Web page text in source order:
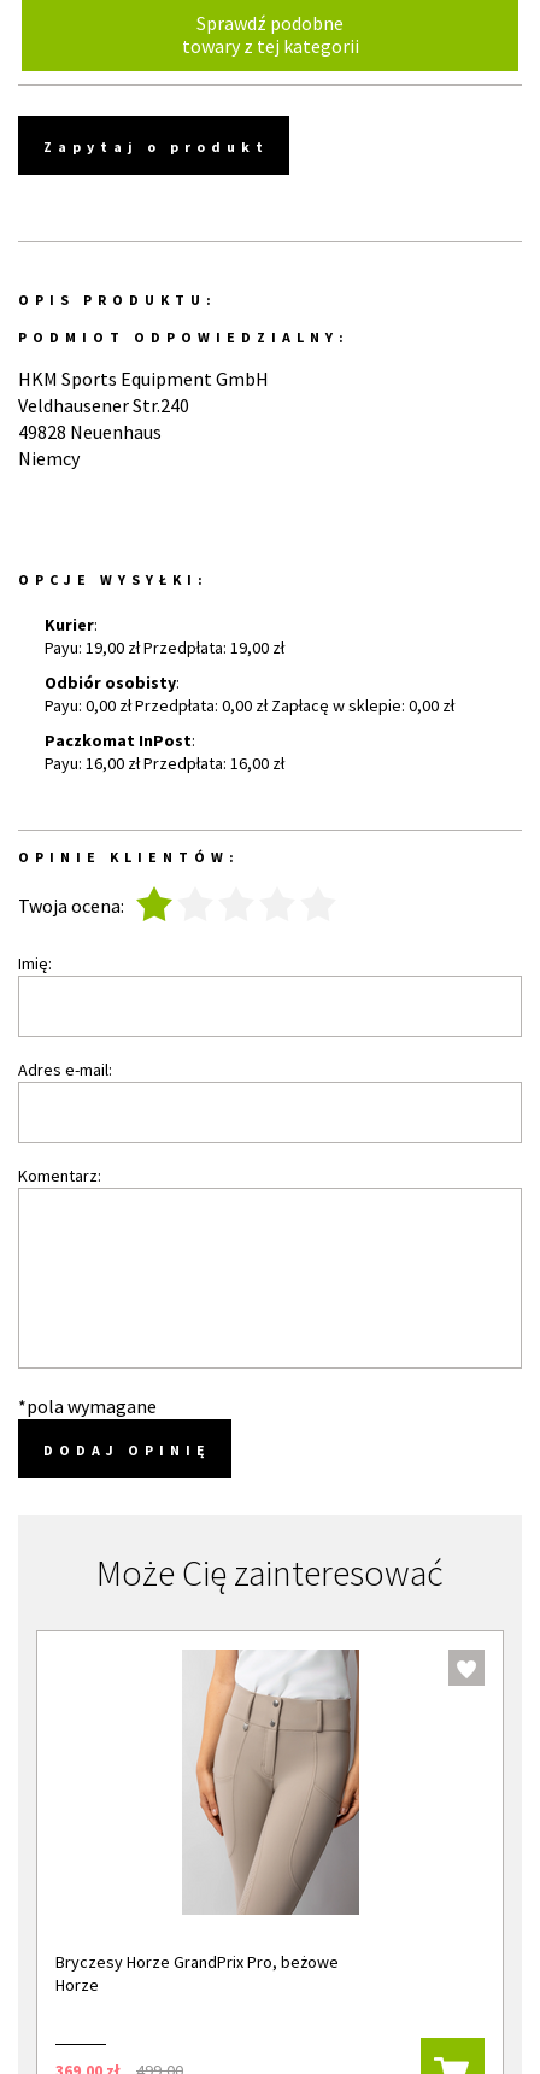
Sprawdź podobne
towary z tej kategorii
Zapytaj o produkt
OPIS PRODUKTU:
PODMIOT ODPOWIEDZIALNY:
HKM Sports Equipment GmbH
Veldhausener Str.240
49828 Neuenhaus
Niemcy
OPCJE WYSYŁKI:
Kurier:
Payu: 19,00 zł Przedpłata: 19,00 zł
Odbiór osobisty:
Payu: 0,00 zł Przedpłata: 0,00 zł Zapłacę w sklepie: 0,00 zł
Paczkomat InPost:
Payu: 16,00 zł Przedpłata: 16,00 zł
OPINIE KLIENTÓW:
Twoja ocena:
Imię:
Adres e-mail:
Komentarz:
*pola wymagane
DODAJ OPINIĘ
Może Cię zainteresować
Bryczesy Horze GrandPrix Pro, beżowe
Horze